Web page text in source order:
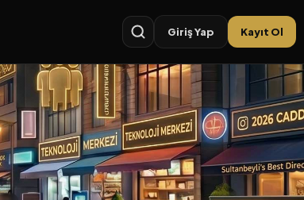
Giriş Yap Kayıt Ol